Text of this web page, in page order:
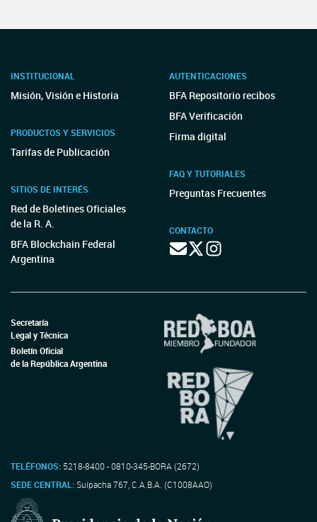
INSTITUCIONAL
Misión, Visión e Historia
PRODUCTOS Y SERVICIOS
Tarifas de Publicación
SITIOS DE INTERÉS
Red de Boletines Oficiales
de la R. A.
BFA Blockchain Federal
Argentina
AUTENTICACIONES
BFA Repositorio recibos
BFA Verificación
Firma digital
FAQ Y TUTORIALES
Preguntas Frecuentes
CONTACTO
Secretaría
Legal y Técnica
Boletín Oficial
de la República Argentina
TELÉFONOS: 5218-8400 - 0810-345-BORA (2672)
SEDE CENTRAL:Suipacha 767, C.A.B.A. (C1008AAO)